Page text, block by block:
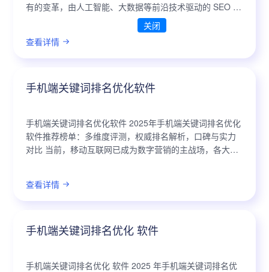
有的变革，由人工智能、大数据等前沿技术驱动的 SEO 优
化软件正成为企业提升在线可见性和市场竞争力的关键。
查看详情
手机端关键词排名优化软件
手机端关键词排名优化软件 2025年手机端关键词排名优化
软件推荐榜单：多维度评测，权威排名解析，口碑与实力
对比 当前，移动互联网已成为数字营销的主战场，各大平
查看详情
手机端关键词排名优化 软件
手机端关键词排名优化 软件 2025 年手机端关键词排名优
关闭